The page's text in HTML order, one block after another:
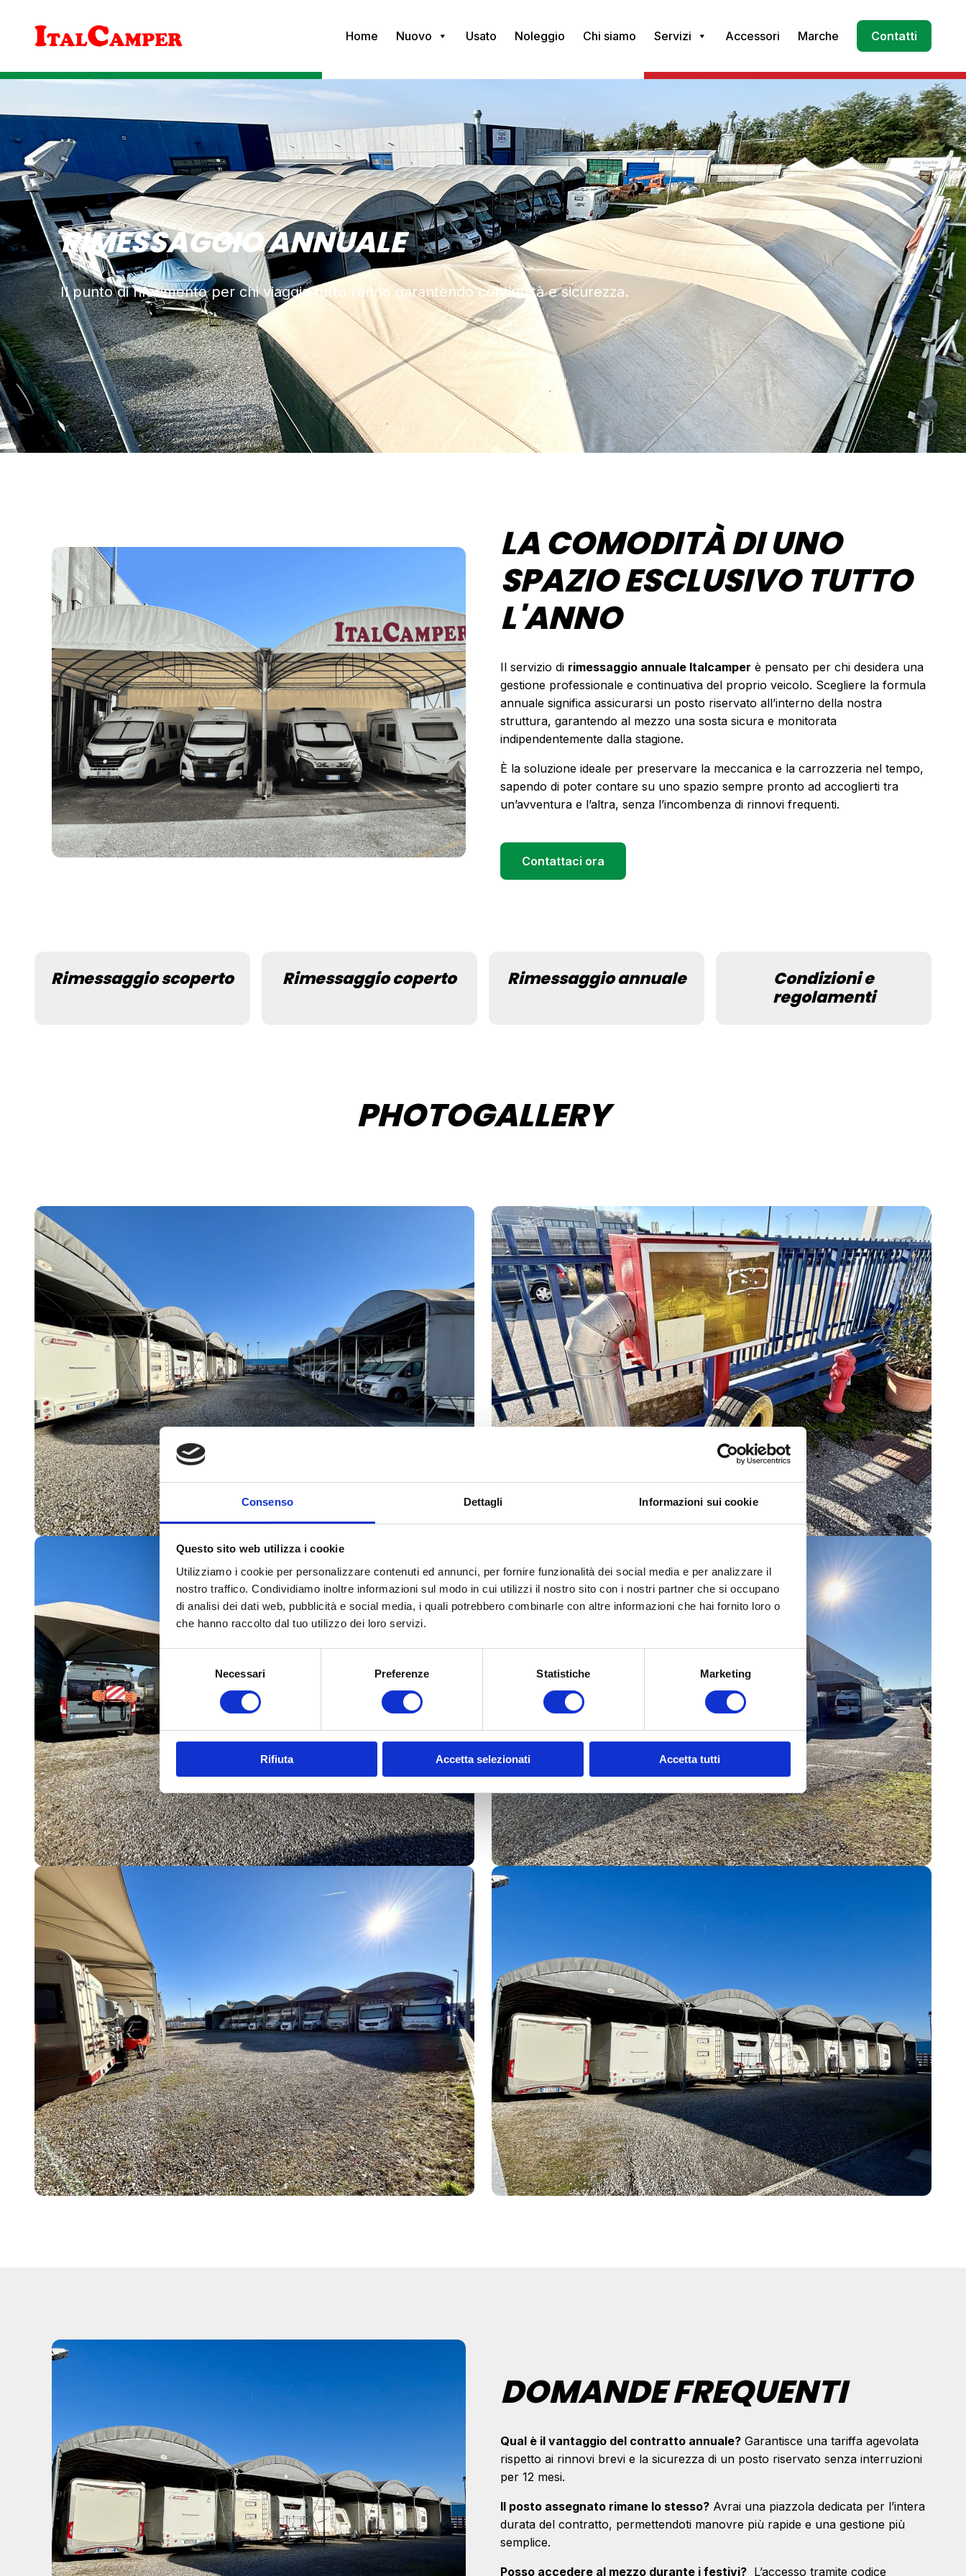
Consenso Dettagli Informazioni sui cookie
Questo sito web utilizza i cookie
Utilizziamo i cookie per personalizzare contenuti ed annunci, per fornire funzionalità dei social media e per analizzare il
nostro traffico. Condividiamo inoltre informazioni sul modo in cui utilizzi il nostro sito con i nostri partner che si occupano
di analisi dei dati web, pubblicità e social media, i quali potrebbero combinarle con altre informazioni che hai fornito loro o
che hanno raccolto dal tuo utilizzo dei loro servizi.
Selezione
Necessari Preferenze Statistiche Marketing
Rifiuta Accetta selezionati Accetta tutti
Home Nuovo Usato Noleggio Chi siamo Servizi Accessori Marche Contatti
RIMESSAGGIO ANNUALE
Il punto di riferimento per chi viaggia tutto l’anno garantendo continuità e sicurezza.
LA COMODITÀ DI UNO
SPAZIO ESCLUSIVO TUTTO
L'ANNO
Il servizio di rimessaggio annuale Italcamper è pensato per chi desidera una
gestione professionale e continuativa del proprio veicolo. Scegliere la formula
annuale significa assicurarsi un posto riservato all’interno della nostra
struttura, garantendo al mezzo una sosta sicura e monitorata
indipendentemente dalla stagione.
È la soluzione ideale per preservare la meccanica e la carrozzeria nel tempo,
sapendo di poter contare su uno spazio sempre pronto ad accoglierti tra
un’avventura e l’altra, senza l’incombenza di rinnovi frequenti.
Contattaci ora
Rimessaggio scoperto Rimessaggio coperto Rimessaggio annuale
Condizioni e
regolamenti
PHOTOGALLERY
DOMANDE FREQUENTI
Qual è il vantaggio del contratto annuale? Garantisce una tariffa agevolata
rispetto ai rinnovi brevi e la sicurezza di un posto riservato senza interruzioni
per 12 mesi.
Il posto assegnato rimane lo stesso? Avrai una piazzola dedicata per l’intera
durata del contratto, permettendoti manovre più rapide e una gestione più
semplice.
Posso accedere al mezzo durante i festivi? L’accesso tramite codice